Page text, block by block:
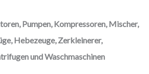
Pumpen, Kompressoren, Mischer,
Hebezeuge, Zerkleinerer,
und Waschmaschinen